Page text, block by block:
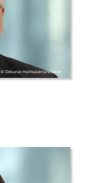
© Dekanat Hochsauerland-Mitte